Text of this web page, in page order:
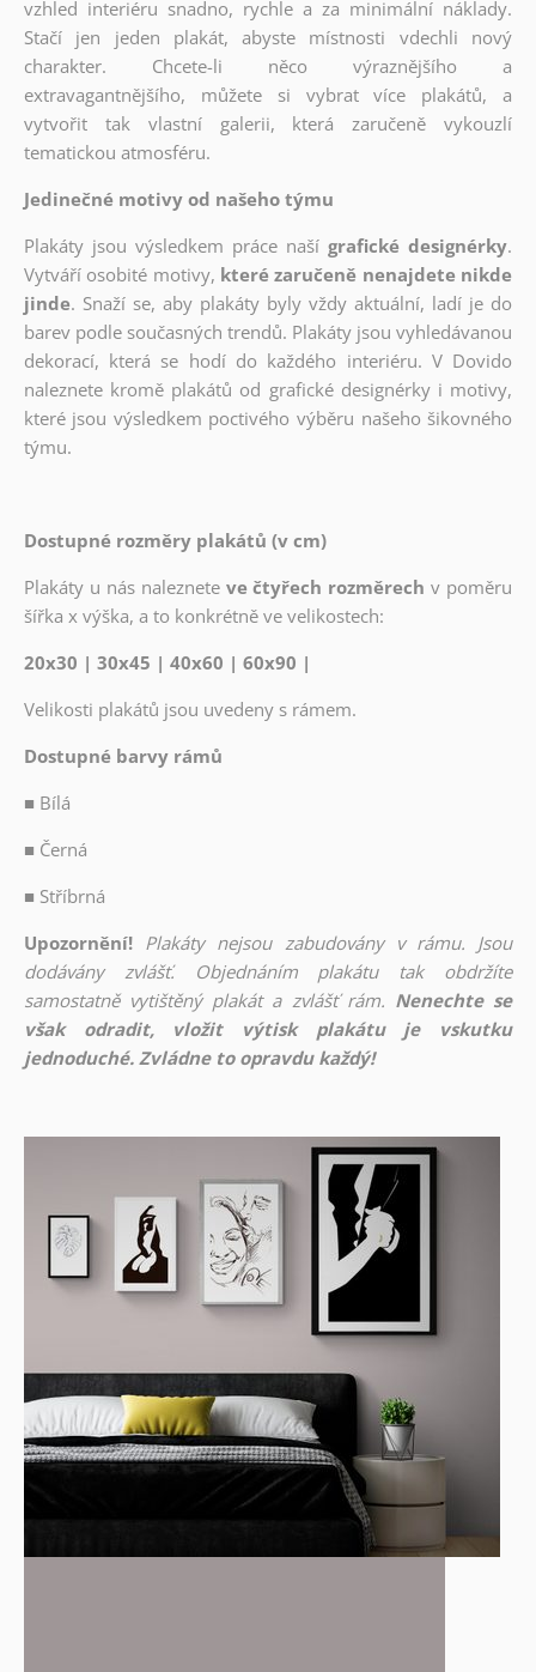
vzhled interiéru snadno, rychle a za minimální náklady.
Stačí jen jeden plakát, abyste místnosti vdechli nový
charakter. Chcete-li něco výraznějšího a
extravagantnějšího, můžete si vybrat více plakátů, a
vytvořit tak vlastní galerii, která zaručeně vykouzlí
tematickou atmosféru.
Jedinečné motivy od našeho týmu
Plakáty jsou výsledkem práce naší grafické designérky.
Vytváří osobité motivy, které zaručeně nenajdete nikde
jinde. Snaží se, aby plakáty byly vždy aktuální, ladí je do
barev podle současných trendů. Plakáty jsou vyhledávanou
dekorací, která se hodí do každého interiéru. V Dovido
naleznete kromě plakátů od grafické designérky i motivy,
které jsou výsledkem poctivého výběru našeho šikovného
týmu.
Dostupné rozměry plakátů (v cm)
Plakáty u nás naleznete ve čtyřech rozměrech v poměru
šířka x výška, a to konkrétně ve velikostech:
20x30 | 30x45 | 40x60 | 60x90 |
Velikosti plakátů jsou uvedeny s rámem.
Dostupné barvy rámů
■ Bílá
■ Černá
■ Stříbrná
Upozornění! Plakáty nejsou zabudovány v rámu. Jsou
dodávány zvlášť. Objednáním plakátu tak obdržíte
samostatně vytištěný plakát a zvlášť rám. Nenechte se
však odradit, vložit výtisk plakátu je vskutku
jednoduché. Zvládne to opravdu každý!